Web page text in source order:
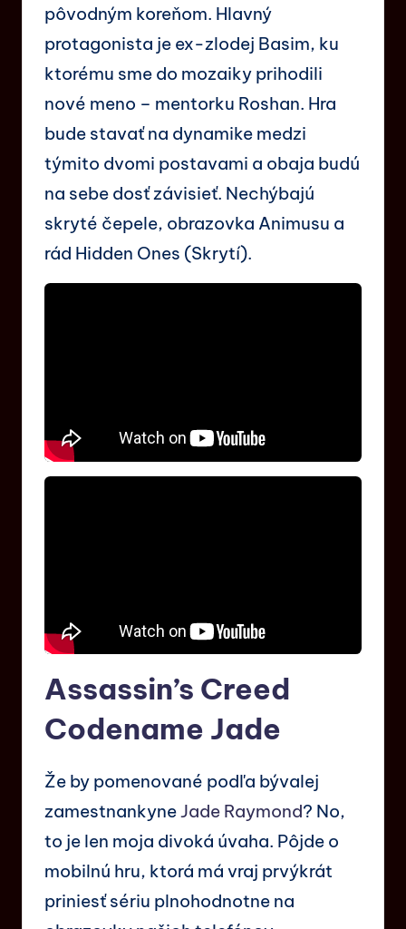
pôvodným koreňom. Hlavný
protagonista je ex-zlodej Basim, ku
ktorému sme do mozaiky prihodili
nové meno – mentorku Roshan. Hra
bude stavať na dynamike medzi
týmito dvomi postavami a obaja budú
na sebe dosť závisieť. Nechýbajú
skryté čepele, obrazovka Animusu a
rád Hidden Ones (Skrytí).
Assassin’s Creed
Codename Jade
Že by pomenované podľa bývalej
zamestnankyneJade Raymond? No,
to je len moja divoká úvaha. Pôjde o
mobilnú hru, ktorá má vraj prvýkrát
priniesť sériu plnohodnotne na